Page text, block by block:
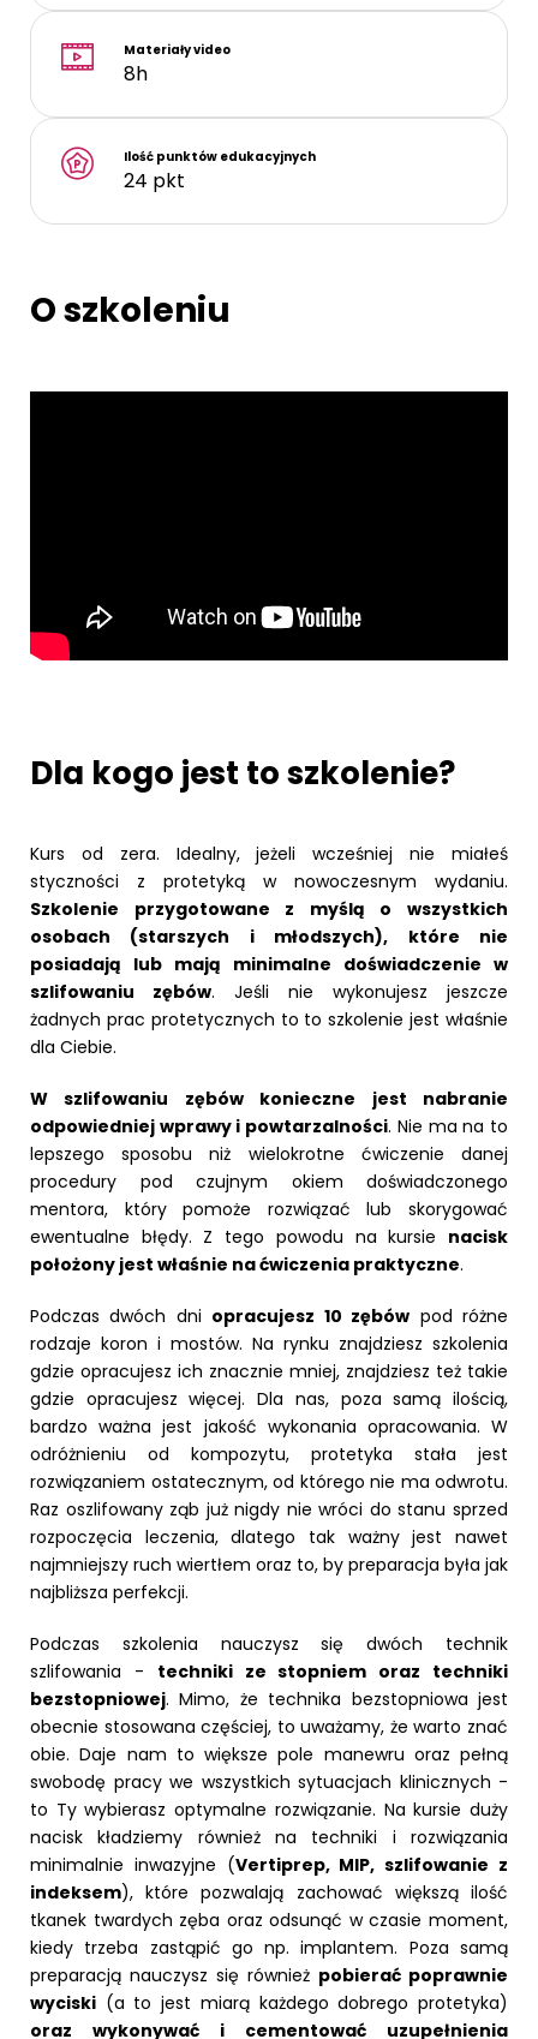
Materiały video
8h
Ilość punktów edukacyjnych
24 pkt
O szkoleniu
Dla kogo jest to szkolenie?
Kurs od zera. Idealny, jeżeli wcześniej nie miałeś
styczności z protetyką w nowoczesnym wydaniu.
Szkolenie przygotowane z myślą o wszystkich
osobach (starszych i młodszych), które nie
posiadają lub mają minimalne doświadczenie w
szlifowaniu zębów. Jeśli nie wykonujesz jeszcze
żadnych prac protetycznych to to szkolenie jest właśnie
dla Ciebie.
W szlifowaniu zębów konieczne jest nabranie
odpowiedniej wprawy i powtarzalności. Nie ma na to
lepszego sposobu niż wielokrotne ćwiczenie danej
procedury pod czujnym okiem doświadczonego
mentora, który pomoże rozwiązać lub skorygować
ewentualne błędy. Z tego powodu na kursie nacisk
położony jest właśnie na ćwiczenia praktyczne.
Podczas dwóch dni opracujesz 10 zębów pod różne
rodzaje koron i mostów. Na rynku znajdziesz szkolenia
gdzie opracujesz ich znacznie mniej, znajdziesz też takie
gdzie opracujesz więcej. Dla nas, poza samą ilością,
bardzo ważna jest jakość wykonania opracowania. W
odróżnieniu od kompozytu, protetyka stała jest
rozwiązaniem ostatecznym, od którego nie ma odwrotu.
Raz oszlifowany ząb już nigdy nie wróci do stanu sprzed
rozpoczęcia leczenia, dlatego tak ważny jest nawet
najmniejszy ruch wiertłem oraz to, by preparacja była jak
najbliższa perfekcji.
Podczas szkolenia nauczysz się dwóch technik
szlifowania - techniki ze stopniem oraz techniki
bezstopniowej. Mimo, że technika bezstopniowa jest
obecnie stosowana częściej, to uważamy, że warto znać
obie. Daje nam to większe pole manewru oraz pełną
swobodę pracy we wszystkich sytuacjach klinicznych -
to Ty wybierasz optymalne rozwiązanie. Na kursie duży
nacisk kładziemy również na techniki i rozwiązania
minimalnie inwazyjne (Vertiprep, MIP, szlifowanie z
indeksem), które pozwalają zachować większą ilość
tkanek twardych zęba oraz odsunąć w czasie moment,
kiedy trzeba zastąpić go np. implantem. Poza samą
preparacją nauczysz się również pobierać poprawnie
wyciski (a to jest miarą każdego dobrego protetyka)
oraz wykonywać i cementować uzupełnienia